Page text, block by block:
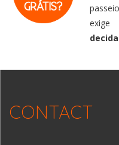
passeio
exige
CONTACT